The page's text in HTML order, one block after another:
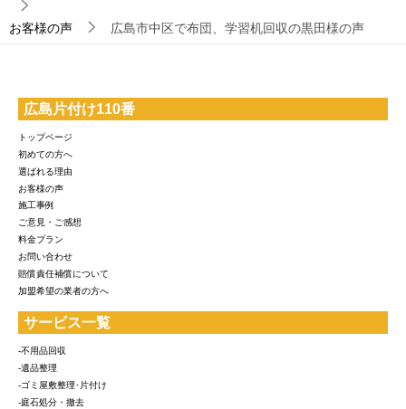
お客様の声 広島市中区で布団、学習机回収の黒田様の声
広島片付け110番
トップページ
初めての方へ
選ばれる理由
お客様の声
施工事例
ご意見・ご感想
料金プラン
お問い合わせ
賠償責任補償について
加盟希望の業者の方へ
サービス一覧
-不用品回収
-遺品整理
-ゴミ屋敷整理･片付け
-庭石処分・撤去